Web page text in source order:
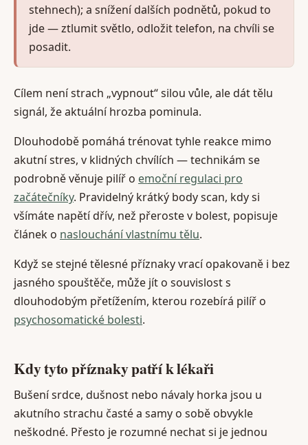
stehnech); a snížení dalších podnětů, pokud to
jde — ztlumit světlo, odložit telefon, na chvíli se
posadit.
Cílem není strach „vypnout“ silou vůle, ale dát tělu
signál, že aktuální hrozba pominula.
Dlouhodobě pomáhá trénovat tyhle reakce mimo
akutní stres, v klidných chvílích — technikám se
podrobně věnuje pilíř o emoční regulaci pro
začátečníky. Pravidelný krátký body scan, kdy si
všímáte napětí dřív, než přeroste v bolest, popisuje
článek o naslouchání vlastnímu tělu.
Když se stejné tělesné příznaky vrací opakovaně i bez
jasného spouštěče, může jít o souvislost s
dlouhodobým přetížením, kterou rozebírá pilíř o
psychosomatické bolesti.
Kdy tyto příznaky patří k lékaři
Bušení srdce, dušnost nebo návaly horka jsou u
akutního strachu časté a samy o sobě obvykle
neškodné. Přesto je rozumné nechat si je jednou